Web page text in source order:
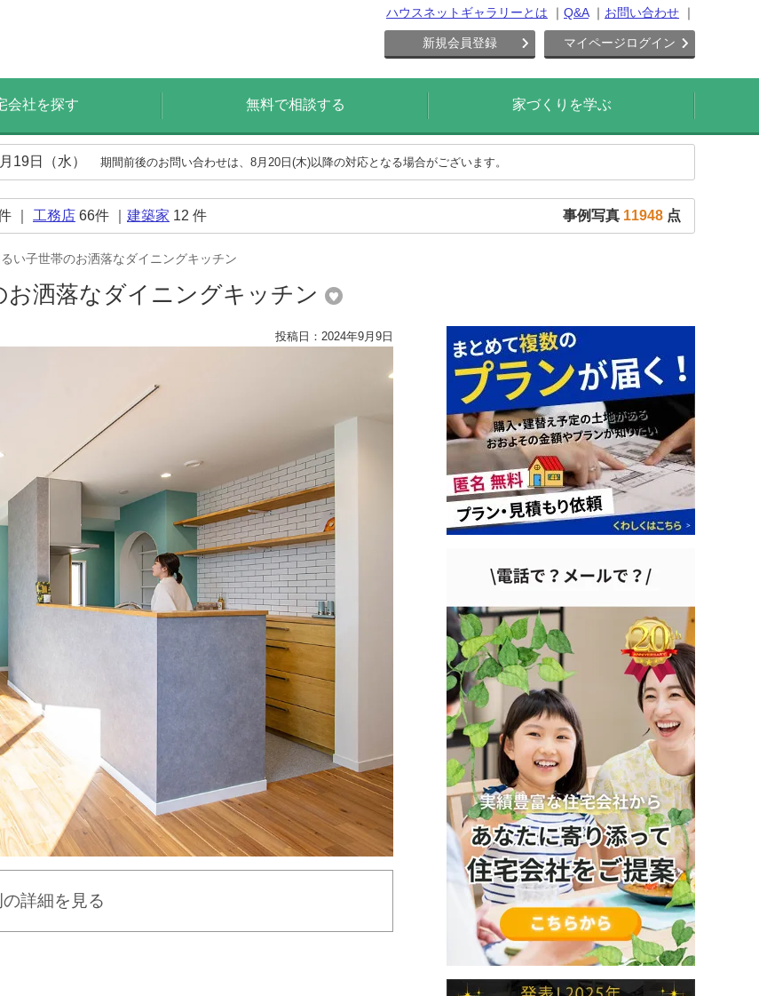
ハウスネットギャラリーとは Q&A お問い合わせ
新規会員登録 マイページログイン
会社を探す 無料で相談する 家づくりを学ぶ
19日（水） 期間前後のお問い合わせは、8月20日(木)以降の対応となる場合がございます。
｜ 工務店 66件 ｜ 建築家 12 件 事例写真 11948 点
い子世帯のお洒落なダイニングキッチン
洒落なダイニングキッチン
投稿日：2024年9月9日
詳細を見る